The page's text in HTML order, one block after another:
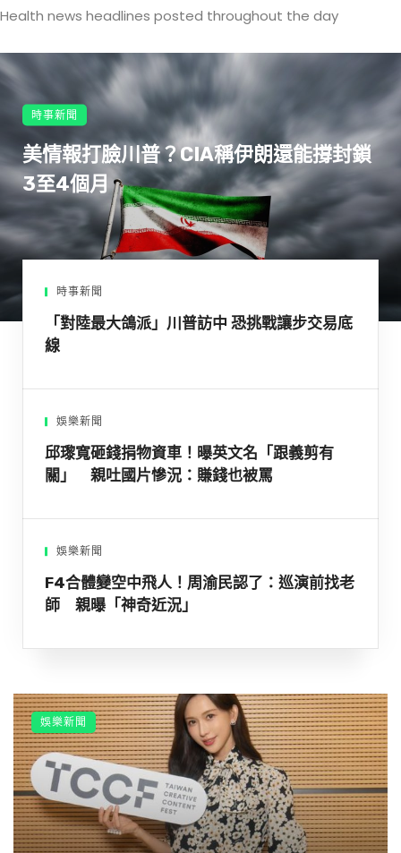
Health news headlines posted throughout the day
時事新聞
美情報打臉川普？CIA稱伊朗還能撐封鎖
3至4個月
時事新聞
「對陸最大鴿派」川普訪中 恐挑戰讓步交易底
線
娛樂新聞
邱瓈寬砸錢捐物資車！曝英文名「跟義剪有
關」 親吐國片慘況：賺錢也被罵
娛樂新聞
F4合體變空中飛人！周渝民認了：巡演前找老
師 親曝「神奇近況」
娛樂新聞